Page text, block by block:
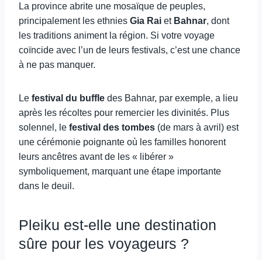
La province abrite une mosaïque de peuples,
principalement les ethnies Gia Rai et Bahnar, dont
les traditions animent la région. Si votre voyage
coïncide avec l’un de leurs festivals, c’est une chance
à ne pas manquer.
Le festival du buffle des Bahnar, par exemple, a lieu
après les récoltes pour remercier les divinités. Plus
solennel, le festival des tombes (de mars à avril) est
une cérémonie poignante où les familles honorent
leurs ancêtres avant de les « libérer »
symboliquement, marquant une étape importante
dans le deuil.
Pleiku est-elle une destination
sûre pour les voyageurs ?